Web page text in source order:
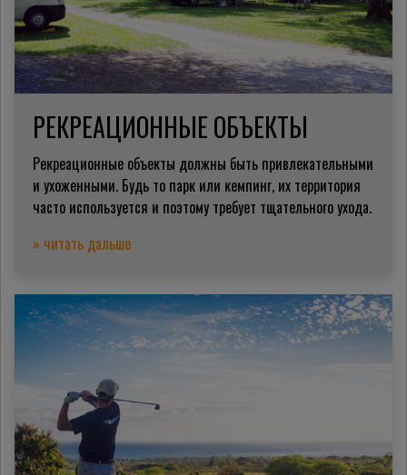
РЕКРЕАЦИОННЫЕ ОБЪЕКТЫ
Рекреационные объекты должны быть привлекательными
и ухоженными. Будь то парк или кемпинг, их территория
часто используется и поэтому требует тщательного ухода.
» читать дальше